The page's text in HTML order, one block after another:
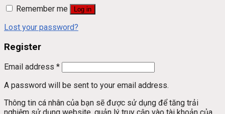
Remember me
Log in
Lost your password?
Register
Email address *
A password will be sent to your email address.
Thông tin cá nhân của bạn sẽ được sử dụng để tăng trải